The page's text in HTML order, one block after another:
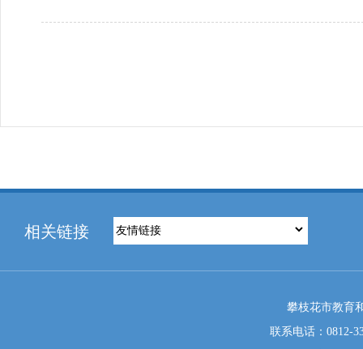
相关链接
攀枝花市教育
联系电话：0812-